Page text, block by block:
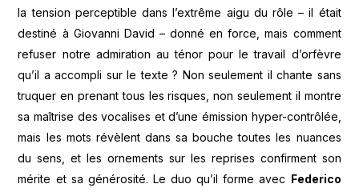
la tension perceptible dans l’extrême aigu du rôle – il était
destiné à Giovanni David – donné en force, mais comment
refuser notre admiration au ténor pour le travail d’orfèvre
qu’il a accompli sur le texte ? Non seulement il chante sans
truquer en prenant tous les risques, non seulement il montre
sa maîtrise des vocalises et d’une émission hyper-contrôlée,
mais les mots révèlent dans sa bouche toutes les nuances
du sens, et les ornements sur les reprises confirment son
mérite et sa générosité. Le duo qu’il forme avec Federico